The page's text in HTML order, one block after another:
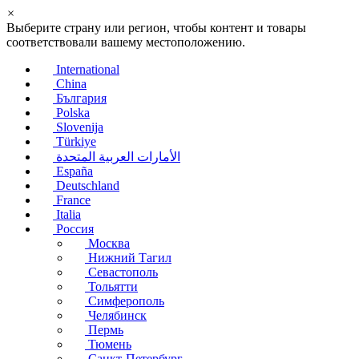
×
Выберите страну или регион, чтобы контент и товары
соответствовали вашему местоположению.
International
China
България
Polska
Slovenija
Türkiye
الأمارات العربية المتحدة
España
Deutschland
France
Italia
Россия
Москва
Нижний Тагил
Севастополь
Тольятти
Симферополь
Челябинск
Пермь
Тюмень